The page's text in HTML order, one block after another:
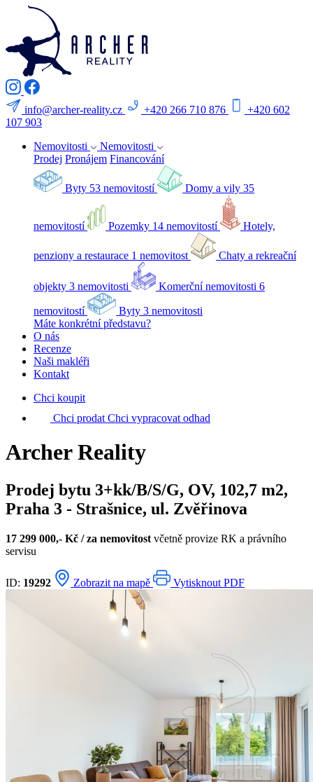
info@archer-reality.cz +420 266 710 876
+420 602
107 903
Nemovitosti
Nemovitosti
Prodej Pronájem Financování
Byty 53 nemovitostí Domy a vily 35
nemovitostí Pozemky 14 nemovitostí Hotely,
penziony a restaurace 1 nemovitost Chaty a rekreační
objekty 3 nemovitosti Komerční nemovitosti 6
nemovitostí Byty 3 nemovitosti
Máte konkrétní představu?
O nás
Recenze
Naši makléři
Kontakt
Chci koupit
Chci prodat Chci vypracovat odhad
Archer Reality
Prodej bytu 3+kk/B/S/G, OV, 102,7 m2,
Praha 3 - Strašnice, ul. Zvěřinova
17 299 000,- Kč / za nemovitost včetně provize RK a právního
servisu
ID: 19292 Zobrazit na mapě Vytisknout PDF